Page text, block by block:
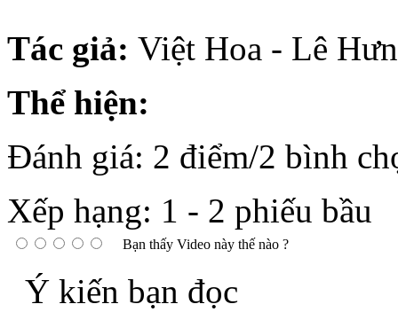
Tác giả: Việt Hoa - Lê
Thể hiện:
Đánh giá: 2 điểm/2 bình
Xếp hạng: 1 - 2 phiếu bầu
Bạn thấy Video này thế nào ?
Ý kiến bạn đọc